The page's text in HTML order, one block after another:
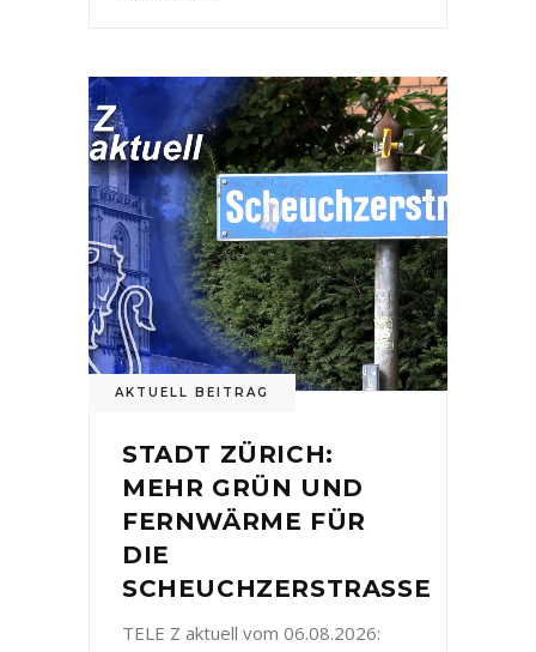
AKTUELL BEITRAG
STADT ZÜRICH:
MEHR GRÜN UND
FERNWÄRME FÜR
DIE
SCHEUCHZERSTRASSE
TELE Z aktuell vom 06.08.2026: